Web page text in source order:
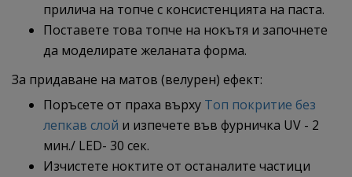
прилича на топче с консистенцията на паста.
Поставете това топче на нокътя и започнете
да моделирате желаната форма.
За придаване на матов (велурен) ефект:
Поръсете от праха върху Топ покритие без
лепкав слой и изпечете във фурничка UV - 2
мин./ LED- 30 сек.
Изчистете ноктите от останалите частици